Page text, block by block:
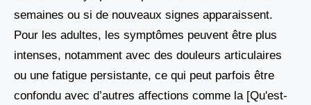
semaines ou si de nouveaux signes apparaissent.
Pour les adultes, les symptômes peuvent être plus
intenses, notamment avec des douleurs articulaires
ou une fatigue persistante, ce qui peut parfois être
confondu avec d’autres affections comme la [Qu'est-